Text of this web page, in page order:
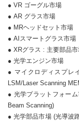
● VR ゴーグル市場
● AR グラス市場
● MRヘッドセット市場
● AIスマートグラス市場
● XRグラス : 主要部品
● 光学エンジン市場
● マイクロディスプレ
LSM/Laser Scanning
● 光学プラットフォー
Beam Scanning)
● 光学部品市場 (光導波